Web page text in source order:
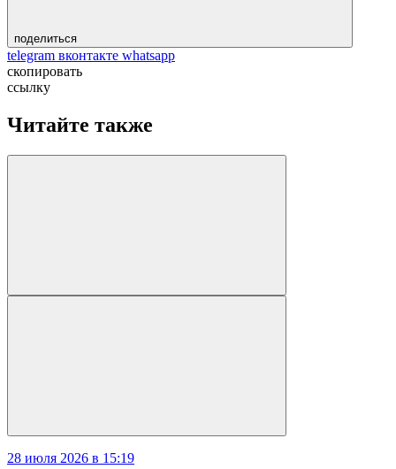
поделиться
telegram вконтакте whatsapp
скопировать
ссылку
Читайте также
28 июля 2026 в 15:19